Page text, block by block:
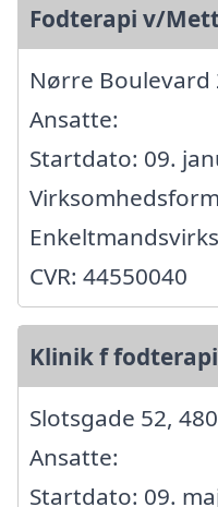
Fodterapi v/
Nørre Boulevard
Ansatte:
Startdato: 09.
CVR: 44550040
Klinik f
Slotsgade 52,
Ansatte:
Startdato: 09.